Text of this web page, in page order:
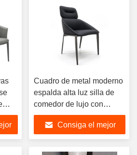
Cuadro de metal moderno
espalda alta luz silla de
comedor de lujo con
pierna de metal para
restauranteConsiga el mejor